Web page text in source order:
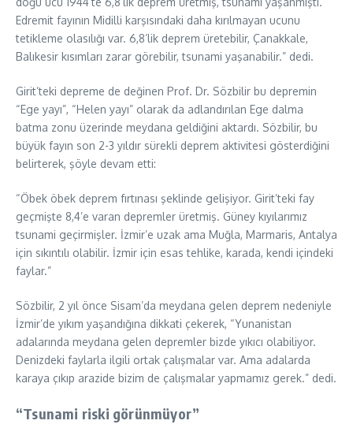
Edremit fayının Midilli karşısındaki daha kırılmayan ucunu
tetikleme olasılığı var. 6,8’lik deprem üretebilir, Çanakkale,
Balıkesir kısımları zarar görebilir, tsunami yaşanabilir.” dedi.
Girit’teki depreme de değinen Prof. Dr. Sözbilir bu depremin
“Ege yayı”, “Helen yayı” olarak da adlandırılan Ege dalma
batma zonu üzerinde meydana geldiğini aktardı. Sözbilir, bu
büyük fayın son 2-3 yıldır sürekli deprem aktivitesi gösterdiğini
belirterek, şöyle devam etti:
“Öbek öbek deprem fırtınası şeklinde gelişiyor. Girit’teki fay
geçmişte 8,4’e varan depremler üretmiş. Güney kıyılarımız
tsunami geçirmişler. İzmir’e uzak ama Muğla, Marmaris, Antalya
için sıkıntılı olabilir. İzmir için esas tehlike, karada, kendi içindeki
faylar.”
Sözbilir, 2 yıl önce Sisam’da meydana gelen deprem nedeniyle
İzmir’de yıkım yaşandığına dikkati çekerek, “Yunanistan
adalarında meydana gelen depremler bizde yıkıcı olabiliyor.
Denizdeki faylarla ilgili ortak çalışmalar var. Ama adalarda
karaya çıkıp arazide bizim de çalışmalar yapmamız gerek.” dedi.
“Tsunami riski görünmüyor”